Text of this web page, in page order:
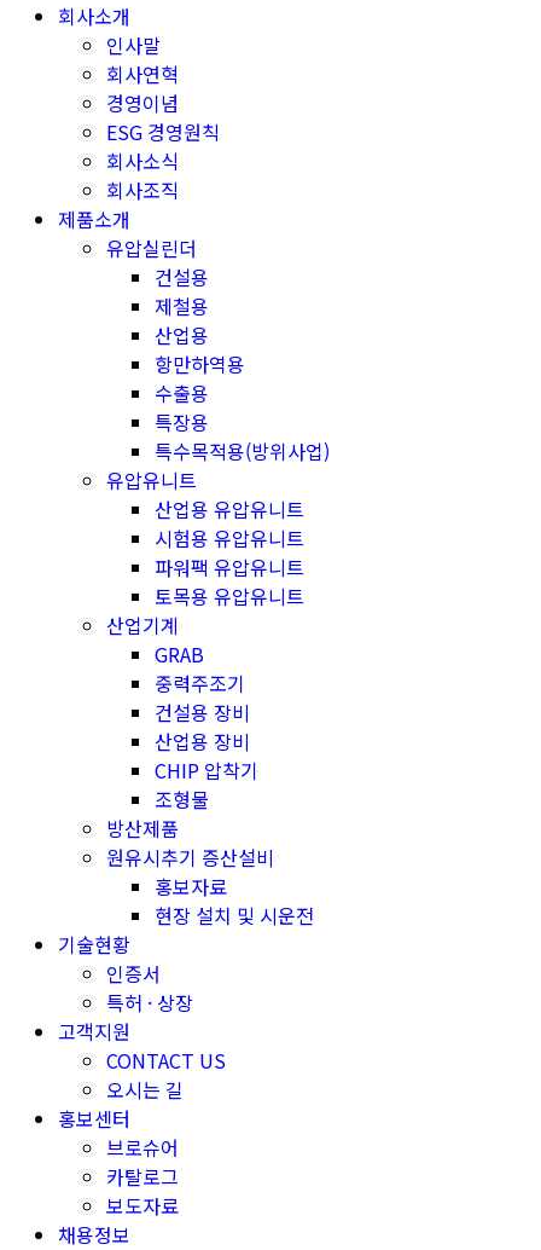
회사소개
인사말
회사연혁
경영이념
ESG 경영원칙
회사소식
회사조직
제품소개
유압실린더
건설용
제철용
산업용
항만하역용
수출용
특장용
특수목적용(방위사업)
유압유니트
산업용 유압유니트
시험용 유압유니트
파워팩 유압유니트
토목용 유압유니트
산업기계
GRAB
중력주조기
건설용 장비
산업용 장비
CHIP 압착기
조형물
방산제품
원유시추기 증산설비
홍보자료
현장 설치 및 시운전
기술현황
인증서
특허 · 상장
고객지원
CONTACT US
오시는 길
홍보센터
브로슈어
카탈로그
보도자료
채용정보